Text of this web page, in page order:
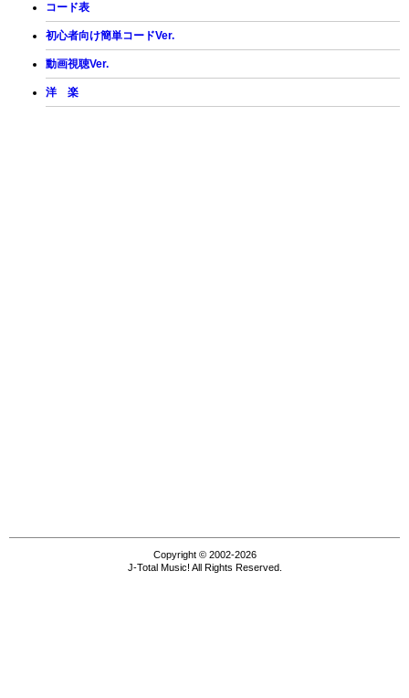
コード表
初心者向け簡単コードVer.
動画視聴Ver.
洋 楽
Copyright © 2002-2026
J-Total Music! All Rights Reserved.